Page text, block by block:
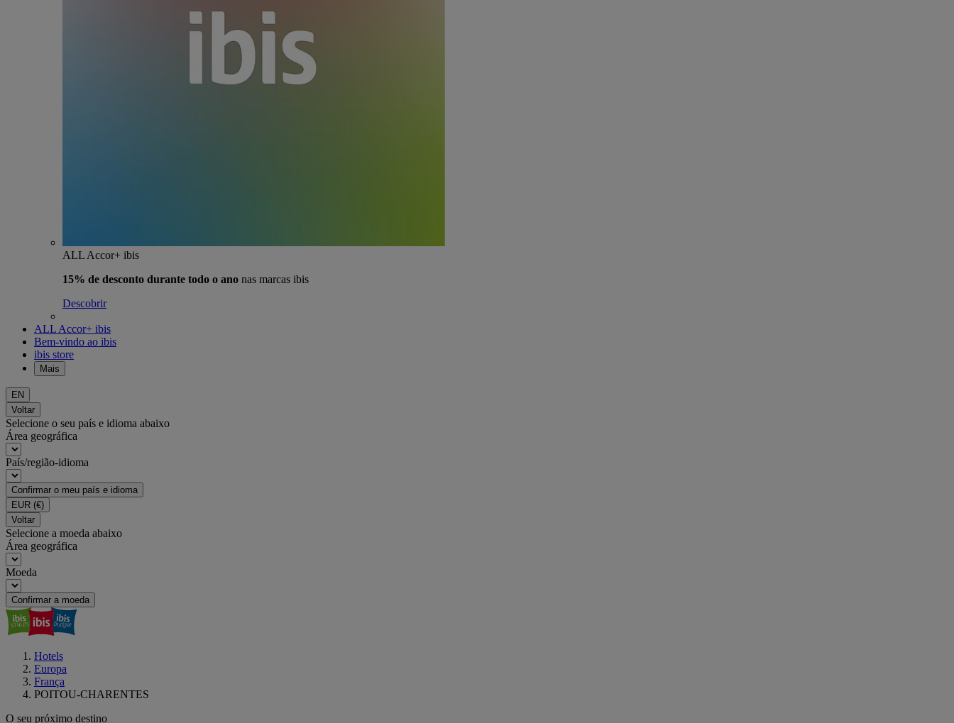
ALL Accor+ ibis
15% de desconto durante todo o ano nas marcas ibis
Descobrir
ALL Accor+ ibis
Bem-vindo ao ibis
ibis store
Mais
EN
Voltar
Selecione o seu país e idioma abaixo
Área geográfica
País/região-idioma
Confirmar o meu país e idioma
EUR (€)
Voltar
Selecione a moeda abaixo
Área geográfica
Moeda
Confirmar a moeda
Hotels
Europa
França
POITOU-CHARENTES
O seu próximo destino